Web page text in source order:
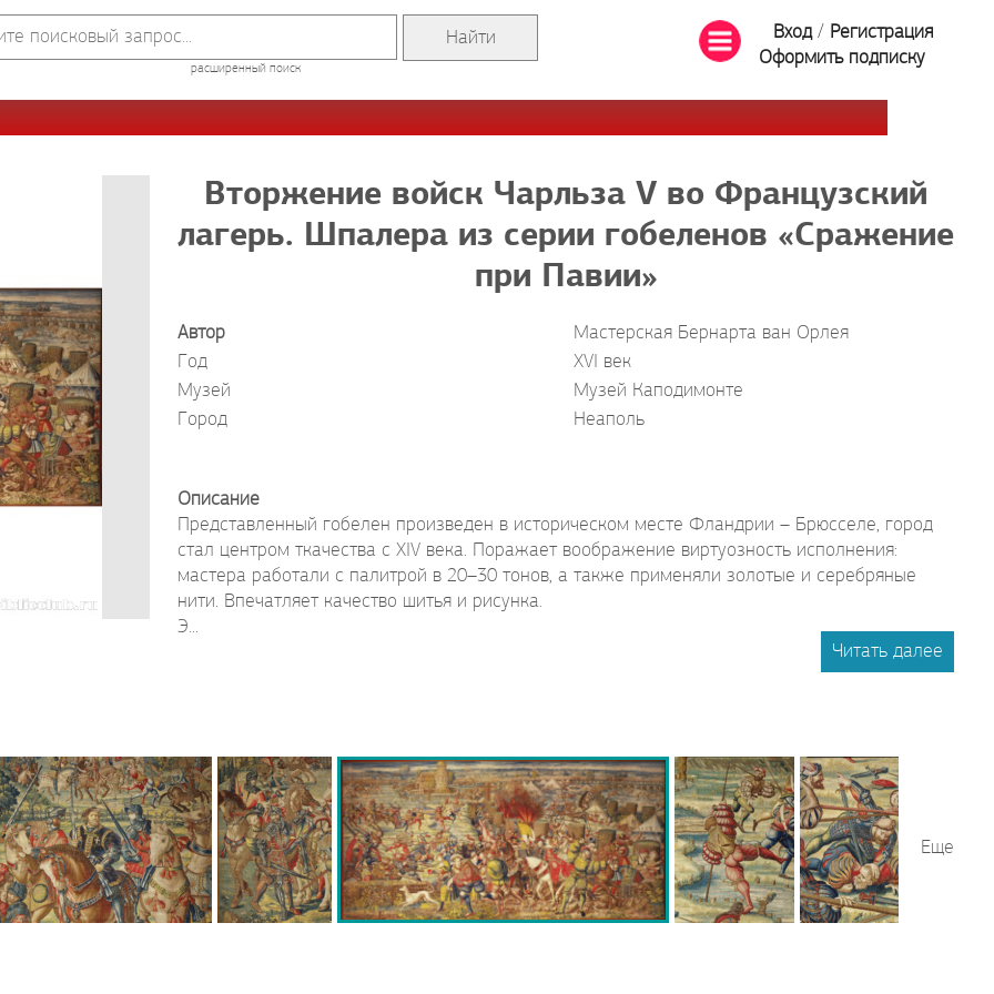
расширенный поиск
Вход/ Регистрация
Оформить подписку
Вторжение войск Чарльза V во Французский
лагерь. Шпалера из серии гобеленов «Сражение
при Павии»
Автор
Мастерская Бернарта ван Орлея
Год
XVI век
Музей
Музей Каподимонте
Город
Неаполь
Описание
Представленный гобелен произведен в историческом месте Фландрии – Брюсселе, город
стал центром ткачества с XIV века. Поражает воображение виртуозность исполнения:
мастера работали с палитрой в 20–30 тонов, а также применяли золотые и серебряные
нити. Впечатляет качество шитья и рисунка.
Э...
Читать далее
Еще